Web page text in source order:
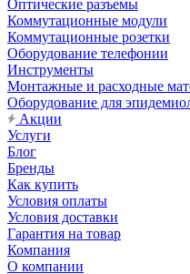
Оптические разъемы
Коммутационные модули
Коммутационные розетки
Оборудование телефонии
Инструменты
Монтажные и расходные
Оборудование для
Акции
Услуги
Блог
Бренды
Как купить
Условия оплаты
Условия доставки
Гарантия на товар
Компания
О компании